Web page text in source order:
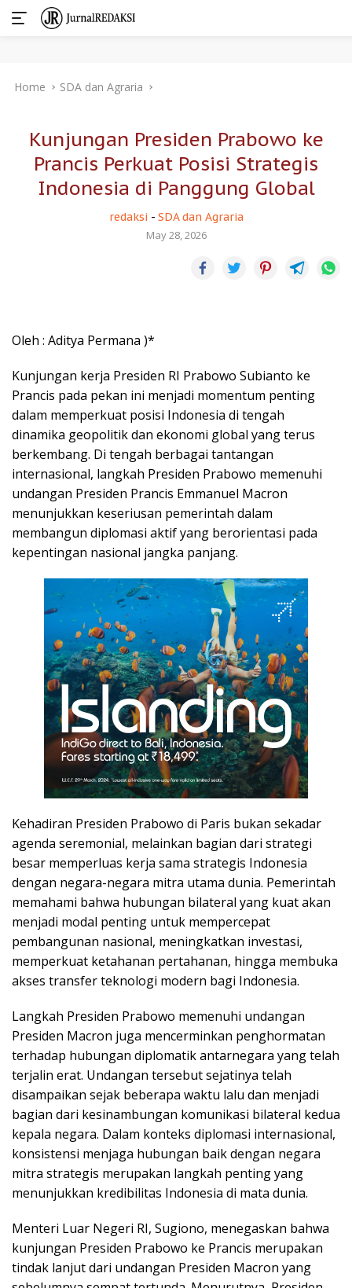
Home SDA dan Agraria
Kunjungan Presiden Prabowo ke
Prancis Perkuat Posisi Strategis
Indonesia di Panggung Global
redaksi - SDA dan Agraria
May 28, 2026
Oleh : Aditya Permana )*
Kunjungan kerja Presiden RI Prabowo Subianto ke
Prancis pada pekan ini menjadi momentum penting
dalam memperkuat posisi Indonesia di tengah
dinamika geopolitik dan ekonomi global yang terus
berkembang. Di tengah berbagai tantangan
internasional, langkah Presiden Prabowo memenuhi
undangan Presiden Prancis Emmanuel Macron
menunjukkan keseriusan pemerintah dalam
membangun diplomasi aktif yang berorientasi pada
kepentingan nasional jangka panjang.
Kehadiran Presiden Prabowo di Paris bukan sekadar
agenda seremonial, melainkan bagian dari strategi
besar memperluas kerja sama strategis Indonesia
dengan negara-negara mitra utama dunia. Pemerintah
memahami bahwa hubungan bilateral yang kuat akan
menjadi modal penting untuk mempercepat
pembangunan nasional, meningkatkan investasi,
memperkuat ketahanan pertahanan, hingga membuka
akses transfer teknologi modern bagi Indonesia.
Langkah Presiden Prabowo memenuhi undangan
Presiden Macron juga mencerminkan penghormatan
terhadap hubungan diplomatik antarnegara yang telah
terjalin erat. Undangan tersebut sejatinya telah
disampaikan sejak beberapa waktu lalu dan menjadi
bagian dari kesinambungan komunikasi bilateral kedua
kepala negara. Dalam konteks diplomasi internasional,
konsistensi menjaga hubungan baik dengan negara
mitra strategis merupakan langkah penting yang
menunjukkan kredibilitas Indonesia di mata dunia.
Menteri Luar Negeri RI, Sugiono, menegaskan bahwa
kunjungan Presiden Prabowo ke Prancis merupakan
tindak lanjut dari undangan Presiden Macron yang